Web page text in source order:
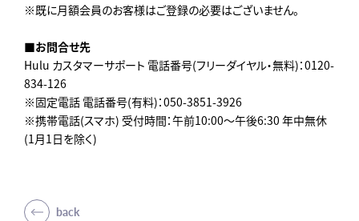
※既に月額会員のお客様はご登録の必要はございません。
■お問合せ先
Hulu カスタマーサポート 電話番号(フリーダイヤル・無料)：0120-
834-126
※固定電話 電話番号(有料)：050-3851-3926
※携帯電話(スマホ) 受付時間：午前10:00～午後6:30 年中無休
(1⽉1⽇を除く)
back